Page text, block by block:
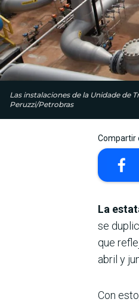
Las instalaciones de la Unidade de
Peruzzi/Petrobras
Compartir
La
se
que
abril y
Con